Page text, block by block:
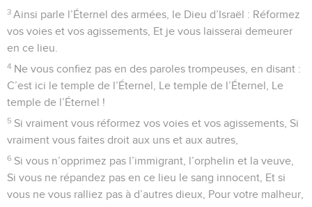
3 Ainsi parle l’Éternel des armées, le Dieu d’Israël : Réformez
vos voies et vos agissements, Et je vous laisserai demeurer
en ce lieu.
4 Ne vous confiez pas en des paroles trompeuses, en disant :
C’est ici le temple de l’Éternel, Le temple de l’Éternel, Le
temple de l’Éternel !
5 Si vraiment vous réformez vos voies et vos agissements, Si
vraiment vous faites droit aux uns et aux autres,
6 Si vous n’opprimez pas l’immigrant, l’orphelin et la veuve,
Si vous ne répandez pas en ce lieu le sang innocent, Et si
vous ne vous ralliez pas à d’autres dieux, Pour votre malheur,